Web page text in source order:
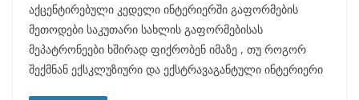
აქცენტირებული კედელი ინტერიერში გაფორმების
მეთოდები საკუთარი სახლის გაფორმებისას
მეპატრონეები ხშირად ფიქრობენ იმაზე , თუ როგორ
შექმნან ექსკლუზიური და ექსტრავაგანტული ინტერიერი